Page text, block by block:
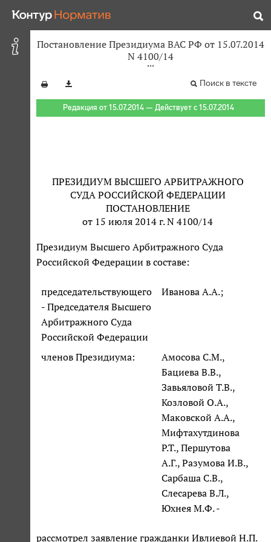
Постановление Президиума ВАС РФ от 15.07.2014
N 4100/14
Поиск в тексте
Редакция от 15.07.2014 — Действует с 15.07.2014
ПРЕЗИДИУМ ВЫСШЕГО АРБИТРАЖНОГО
СУДА РОССИЙСКОЙ ФЕДЕРАЦИИ
ПОСТАНОВЛЕНИЕ
от 15 июля 2014 г. N 4100/14
Президиум Высшего Арбитражного Суда
Российской Федерации в составе:
председательствующего
- Председателя Высшего
Арбитражного Суда
Российской Федерации
Иванова А.А.;
членов Президиума:
Амосова С.М.,
Бациева В.В.,
Завьяловой Т.В.,
Козловой О.А.,
Маковской А.А.,
Мифтахутдинова
Р.Т., Першутова
А.Г., Разумова И.В.,
Сарбаша С.В.,
Слесарева В.Л.,
Юхнея М.Ф. -
рассмотрел заявление гражданки Ивлиевой Н.П.